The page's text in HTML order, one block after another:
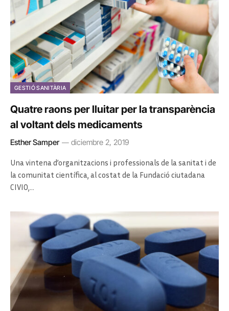
GESTIÓ SANITÀRIA
Quatre raons per lluitar per la transparència
al voltant dels medicaments
Esther Samper diciembre 2, 2019
Una vintena d’organitzacions i professionals de la sanitat i de
la comunitat científica, al costat de la Fundació ciutadana
CIVIO,…